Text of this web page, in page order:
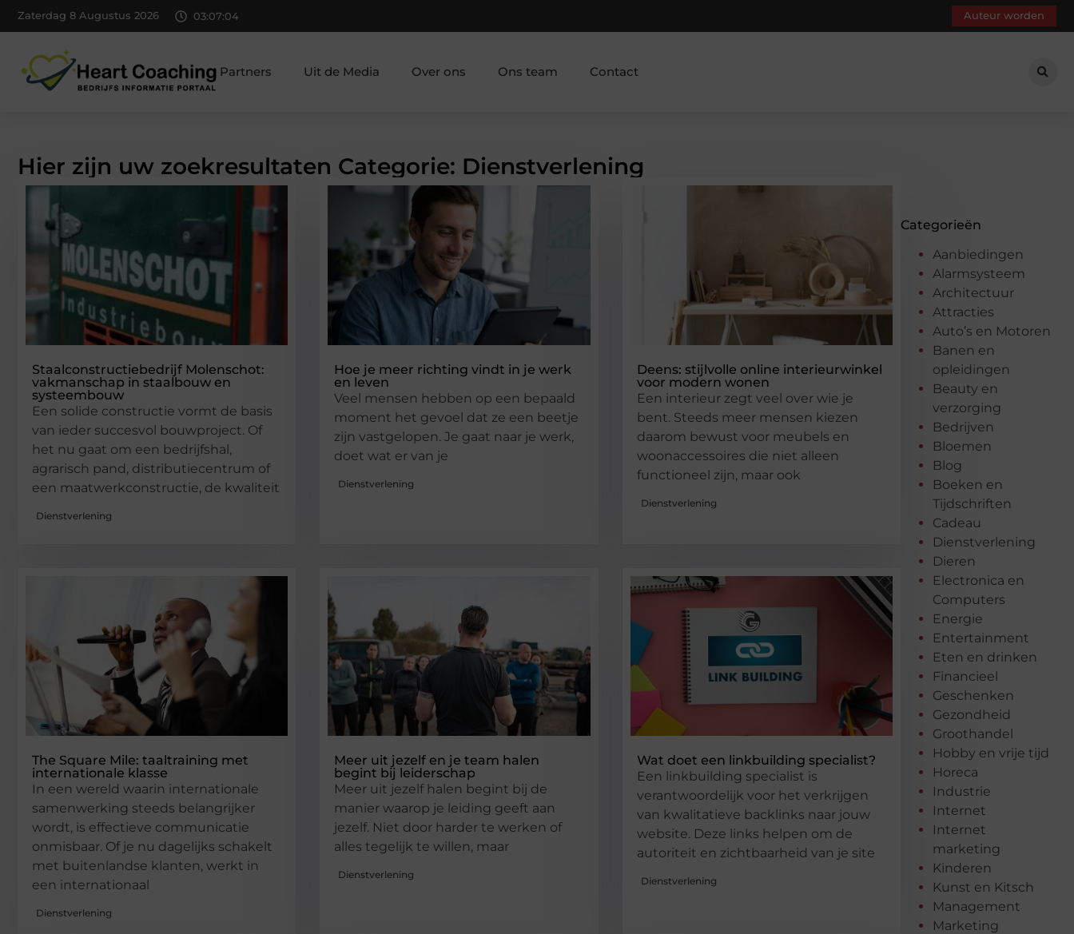
Zaterdag 8 Augustus 2026 03:07:06 Auteur worden
Partners Uit de Media Over ons Ons team Contact
Hier zijn uw zoekresultaten Categorie: Dienstverlening
Staalconstructiebedrijf Molenschot:
vakmanschap in staalbouw en
systeembouw
Een solide constructie vormt de basis
van ieder succesvol bouwproject. Of
het nu gaat om een bedrijfshal,
agrarisch pand, distributiecentrum of
een maatwerkconstructie, de kwaliteit
Dienstverlening
Hoe je meer richting vindt in je werk
en leven
Veel mensen hebben op een bepaald
moment het gevoel dat ze een beetje
zijn vastgelopen. Je gaat naar je werk,
doet wat er van je
Dienstverlening
Deens: stijlvolle online interieurwinkel
voor modern wonen
Een interieur zegt veel over wie je
bent. Steeds meer mensen kiezen
daarom bewust voor meubels en
woonaccessoires die niet alleen
functioneel zijn, maar ook
Dienstverlening
The Square Mile: taaltraining met
internationale klasse
In een wereld waarin internationale
samenwerking steeds belangrijker
wordt, is effectieve communicatie
onmisbaar. Of je nu dagelijks schakelt
met buitenlandse klanten, werkt in
een internationaal
Dienstverlening
Meer uit jezelf en je team halen
begint bij leiderschap
Meer uit jezelf halen begint bij de
manier waarop je leiding geeft aan
jezelf. Niet door harder te werken of
alles tegelijk te willen, maar
Dienstverlening
Wat doet een linkbuilding specialist?
Een linkbuilding specialist is
verantwoordelijk voor het verkrijgen
van kwalitatieve backlinks naar jouw
website. Deze links helpen om de
autoriteit en zichtbaarheid van je site
Dienstverlening
Categorieën
Aanbiedingen
Alarmsysteem
Architectuur
Attracties
Auto’s en Motoren
Banen en
opleidingen
Beauty en
verzorging
Bedrijven
Bloemen
Blog
Boeken en
Tijdschriften
Cadeau
Dienstverlening
Dieren
Electronica en
Computers
Energie
Entertainment
Eten en drinken
Financieel
Geschenken
Gezondheid
Groothandel
Hobby en vrije tijd
Horeca
Industrie
Internet
Internet
marketing
Kinderen
Kunst en Kitsch
Management
Marketing